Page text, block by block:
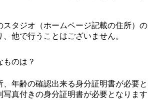
スタジオ（ホームページ記載の住所）の
他で行うことはございません。
ものは？
、年齢の確認出来る身分証明書が必要と
写真付きの身分証明書が必要となります